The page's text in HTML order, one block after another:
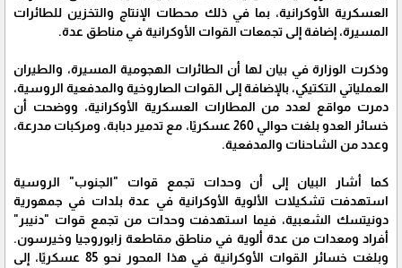
العسكرية الأوكرانية، بما في ذلك محطات الإنتاج والتخزين للطائرات
المسيرة، إضافة إلى تجمعات القوات الأوكرانية في مناطق عدة.
وذكرت الوزارة في بيان لها أن الطائرات الهجومية المسيرة، والطيران
العملياتي التكتيكي، بالإضافة إلى القوات الصاروخية والمدفعية الروسية،
دمرت مواقع لعدد من المطارات العسكرية الأوكرانية، ووضحت أن
خسائر العدو بلغت حوالي 260 عسكريًا، مع تدمير دبابة، ومركبات مدرعة،
وعدد من الشاحنات والمدفعية.
كما أشار البيان إلى أن وحدات تجمع قوات "الجنوب" الروسية
استهدفت تشكيلات الألوية الأوكرانية في عدة بلدات في جمهورية
دونيتسك الشعبية، فيما استهدفت وحدات من تجمع قوات "دنيبر"
أفراد ومعدات من عدة ألوية في مناطق مقاطعة زابوروجيا وخيرسون.
وبلغت خسائر القوات الأوكرانية في هذا المحور نحو 85 عسكريًا، إلى